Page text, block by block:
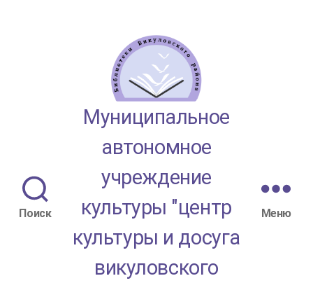
Поиск
МАУК
"ЦКД
района"
Муниципальное
автономное
учреждение
культуры "центр
культуры и досуга
викуловского
Меню